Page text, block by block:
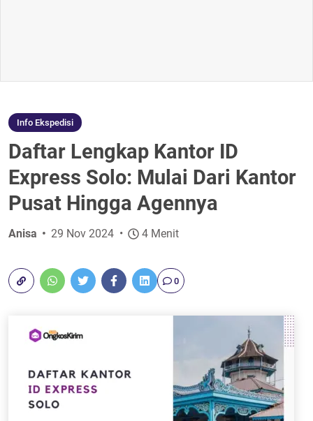
Info Ekspedisi
Daftar Lengkap Kantor ID
Express Solo: Mulai Dari Kantor
Pusat Hingga Agennya
Anisa 29 Nov 2024 4 Menit
0